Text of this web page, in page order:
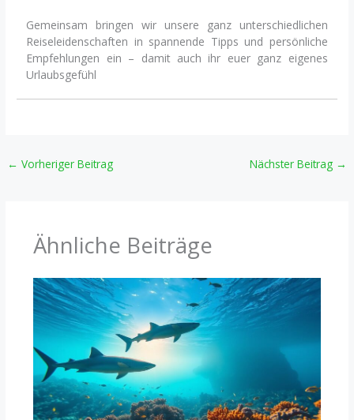
Gemeinsam bringen wir unsere ganz unterschiedlichen
Reiseleidenschaften in spannende Tipps und persönliche
Empfehlungen ein – damit auch ihr euer ganz eigenes
Urlaubsgefühl
← Vorheriger Beitrag Nächster Beitrag →
Ähnliche Beiträge